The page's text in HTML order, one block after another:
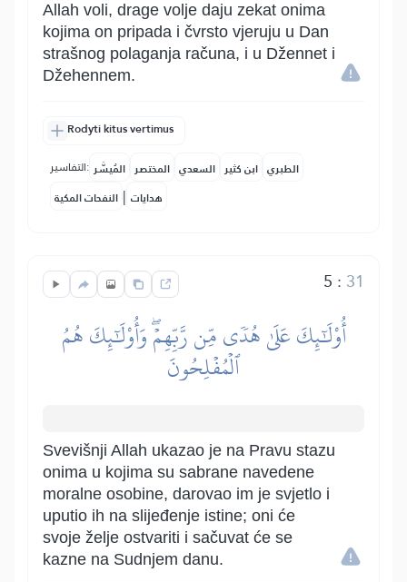
Allah voli, drage volje daju zekat onima
kojima on pripada i čvrsto vjeruju u Dan
strašnog polaganja računa, i u Džennet i
Džehennem.
Rodyti kitus vertimus
التفاسير: المُيسَّر المختصر السعدي ابن كثير الطبري
النفحات المكية | هدايات
5 : 31
أُوْلَٰٓئِكَ عَلَىٰ هُدٗى مِّن رَّبِّهِمۡۖ وَأُوْلَٰٓئِكَ هُمُ
ٱلۡمُفۡلِحُونَ
Svevišnji Allah ukazao je na Pravu stazu
onima u kojima su sabrane navedene
moralne osobine, darovao im je svjetlo i
uputio ih na slijeđenje istine; oni će
svoje želje ostvariti i sačuvat će se
kazne na Sudnjem danu.